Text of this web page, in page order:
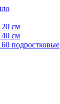
см
см
подростковые